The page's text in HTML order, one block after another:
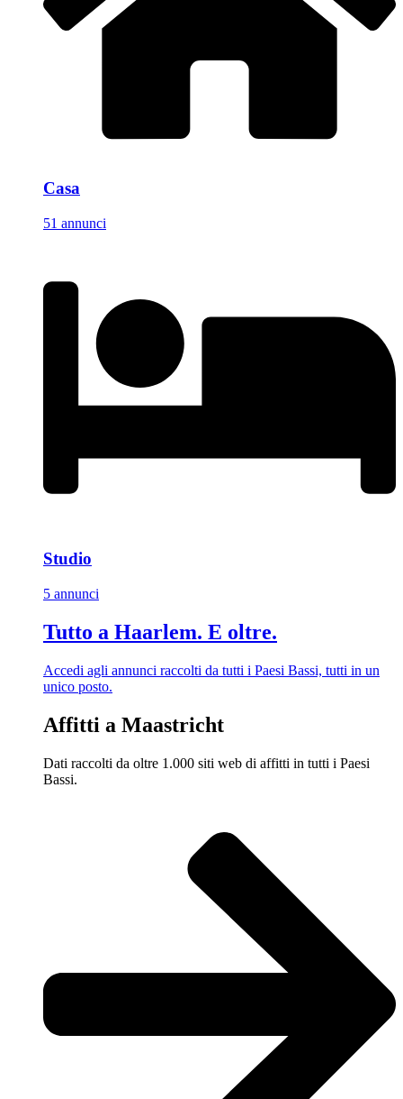
Casa
51 annunci
Studio
5 annunci
Tutto a Haarlem. E oltre.
Accedi agli annunci raccolti da tutti i Paesi Bassi, tutti in un
unico posto.
Affitti a Maastricht
Dati raccolti da oltre 1.000 siti web di affitti in tutti i Paesi
Bassi.